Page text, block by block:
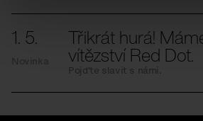
1. 5.
Novinka
Třikrát hurá!
vítězství Red Dot.
Pojďte slavit s námi.